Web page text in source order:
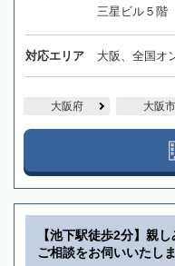
三星ビル５階
対応エリア 大阪、全国オ
大阪府 大阪市
【池下駅徒歩2分】親
ご相談をお伺いいたし